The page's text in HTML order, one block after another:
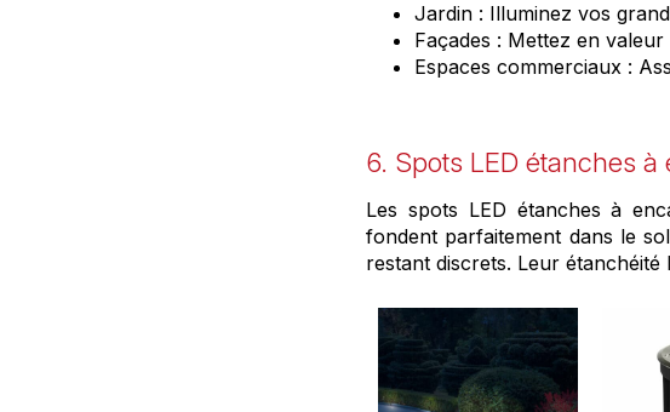
Jardin : Illuminez vos
Façades : Mettez en
Espaces commerciaux :
6. Spots LED étanches
Les spots LED étanches à
fondent parfaitement dans le
restant discrets. Leur